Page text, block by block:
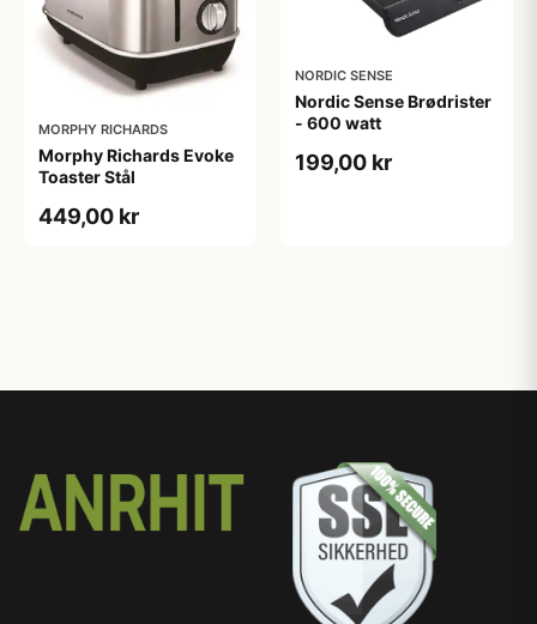
MORPHY RICHARDS
Morphy Richards Evoke
Toaster Stål
449,00 kr
NORDIC SENSE
Nordic Sense Brødrister
- 600 watt
199,00 kr